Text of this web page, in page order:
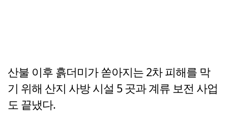
산불 이후 흙더미가 쏟아지는 2차 피해를 막
기 위해 산지 사방 시설 5 곳과 계류 보전 사업
도 끝냈다.